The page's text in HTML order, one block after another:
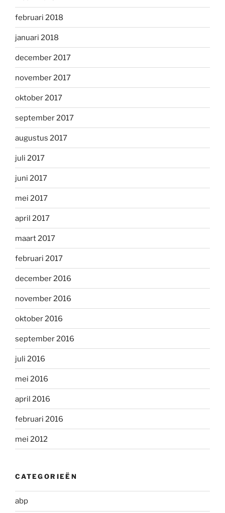
februari 2018
januari 2018
december 2017
november 2017
oktober 2017
september 2017
augustus 2017
juli 2017
juni 2017
mei 2017
april 2017
maart 2017
februari 2017
december 2016
november 2016
oktober 2016
september 2016
juli 2016
mei 2016
april 2016
februari 2016
mei 2012
CATEGORIEËN
abp